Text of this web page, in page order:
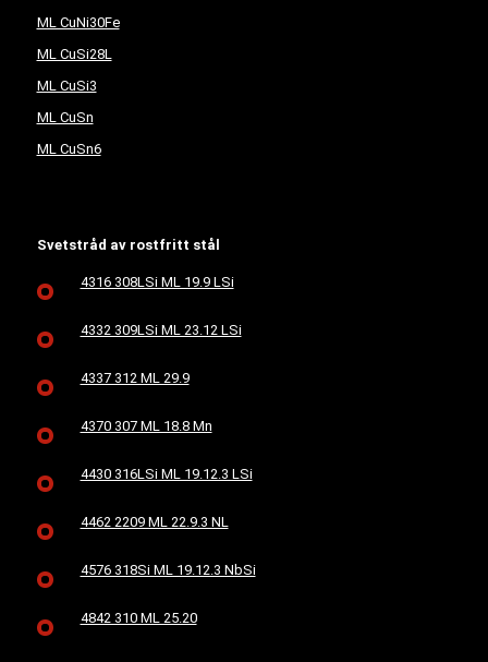
ML CuNi30Fe
ML CuSi28L
ML CuSi3
ML CuSn
ML CuSn6
Svetstråd av rostfritt stål
4316 308LSi ML 19.9 LSi
4332 309LSi ML 23.12 LSi
4337 312 ML 29.9
4370 307 ML 18.8 Mn
4430 316LSi ML 19.12.3 LSi
4462 2209 ML 22.9.3 NL
4576 318Si ML 19.12.3 NbSi
4842 310 ML 25.20